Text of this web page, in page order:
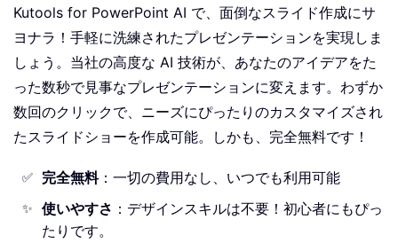
Kutools for PowerPoint AI で、面倒なスライド作成にサ
ヨナラ！手軽に洗練されたプレゼンテーションを実現しま
しょう。当社の高度な AI 技術が、あなたのアイデアをた
った数秒で見事なプレゼンテーションに変えます。わずか
数回のクリックで、ニーズにぴったりのカスタマイズされ
たスライドショーを作成可能。しかも、完全無料です！
✅ 完全無料：一切の費用なし、いつでも利用可能
✨ 使いやすさ ：デザインスキルは不要！初心者にもぴっ
たりです。